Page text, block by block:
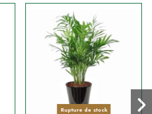
Rupture de stock